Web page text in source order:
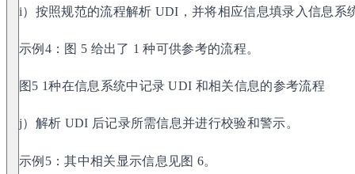
i）按照规范的流程解析 UDI，并将相应信息填录入信息系
示例4：图 5 给出了 1 种可供参考的流程。
图5 1种在信息系统中记录 UDI 和相关信息的参考流程
j）解析 UDI 后记录所需信息并进行校验和警示。
示例5：其中相关显示信息见图 6。